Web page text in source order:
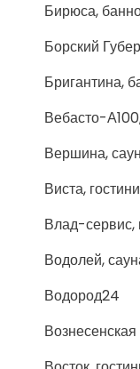
Бирюса,
Борский
Бригантина,
Вебасто-
Вершина,
Виста,
Влад-сервис,
Водолей,
Водород24